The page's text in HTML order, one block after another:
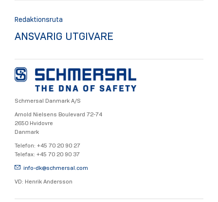
Redaktionsruta
ANSVARIG UTGIVARE
Schmersal Danmark A/S
Arnold Nielsens Boulevard 72-74
2650 Hvidovre
Danmark
Telefon: +45 70 20 90 27
Telefax: +45 70 20 90 37
info-dk@schmersal.com
VD: Henrik Andersson